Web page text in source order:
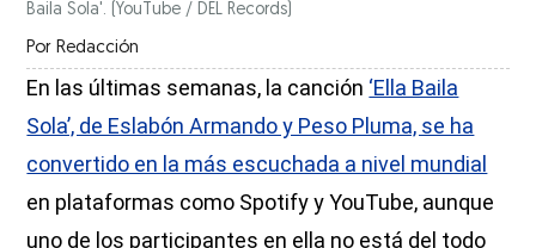
Baila Sola'.
(YouTube / DEL Records)
Por Redacción
En las últimas semanas, la canción ‘Ella Baila
Sola’, de Eslabón Armando y Peso Pluma, se ha
convertido en la más escuchada a nivel mundial
en plataformas como Spotify y YouTube, aunque
uno de los participantes en ella no está del todo